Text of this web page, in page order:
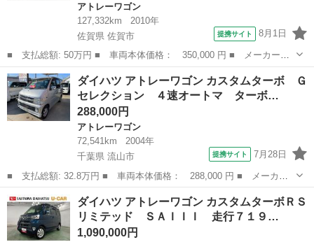
アトレーワゴン
127,332km
2010年
佐賀県 佐賀市
提携サイト 8月1日
■ 支払総額: 50万円 ■ 車両本体価格： 350,000 円 ■ メーカー
名： ダイハツ ■ 車種名： アトレーワゴン ■ グレード名： カ
スタムターボＲ ドライブレコーダー ＥＴＣ バックカメラ 両側
スライド・片側電...
佐賀 佐賀市 アトレーワゴン
ダイハツ アトレーワゴン カスタムターボ Ｇ
セレクション ４速オートマ ターボ…
288,000円
アトレーワゴン
72,541km
2004年
千葉県 流山市
提携サイト 7月28日
■ 支払総額: 32.8万円 ■ 車両本体価格： 288,000 円 ■ メーカー
名： ダイハツ ■ 車種名： アトレーワゴン ■ グレード名： カ
スタムターボ Ｇセレクション ４速オートマ ターボ ナビ アル
ミ付き ■ ...
千葉 流山市 アトレーワゴン
ダイハツ アトレーワゴン カスタムターボＲＳ
リミテッド ＳＡＩＩＩ 走行７１９…
1,090,000円